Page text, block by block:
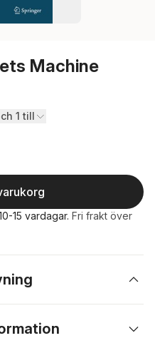
Machine
1 till
15 vardagar. Fri frakt över